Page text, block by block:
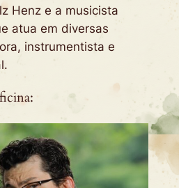
Henz e a musicista
atua em diversas
instrumentista e